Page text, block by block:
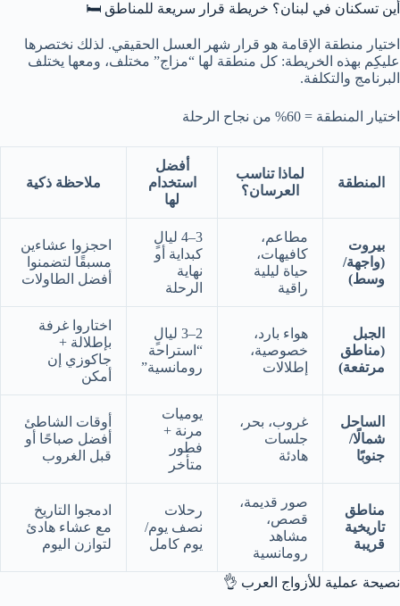
أين تسكنان في لبنان؟ خريطة قرار سريعة للمناطق 🛏️
اختيار منطقة الإقامة هو قرار شهر العسل الحقيقي. لذلك نختصرها
عليكِم بهذه الخريطة: كل منطقة لها “مزاج” مختلف، ومعها يختلف
البرنامج والتكلفة.
اختيار المنطقة = 60% من نجاح الرحلة
المنطقة
لماذا تناسب
العرسان؟
أفضل
استخدام
لها
ملاحظة ذكية
بيروت
(واجهة/
وسط)
مطاعم،
كافيهات،
حياة ليلية
راقية
3–4 ليالٍ
كبداية أو
نهاية
الرحلة
احجزوا عشاءين
مسبقًا لتضمنوا
أفضل الطاولات
الجبل
(مناطق
مرتفعة)
هواء بارد،
خصوصية،
إطلالات
2–3 ليالٍ
“استراحة
رومانسية”
اختاروا غرفة
بإطلالة +
جاكوزي إن
أمكن
الساحل
شمالًا/
جنوبًا
غروب، بحر،
جلسات
هادئة
يوميات
مرنة +
فطور
متأخر
أوقات الشاطئ
أفضل صباحًا أو
قبل الغروب
مناطق
تاريخية
قريبة
صور قديمة،
قصص،
مشاهد
رومانسية
رحلات
نصف يوم/
يوم كامل
ادمجوا التاريخ
مع عشاء هادئ
لتوازن اليوم
نصيحة عملية للأزواج العرب 👌